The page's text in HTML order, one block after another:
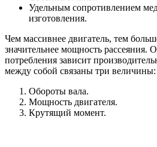
Удельным сопротивлением
изготовления.
Чем массивнее двигатель, тем
значительнее мощность рассеяния.
потребления зависит
между собой связаны три величины:
Обороты вала.
Мощность двигателя.
Крутящий момент.